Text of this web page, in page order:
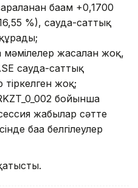
бағам +0,1700
%), сауда-саттық
жасалған жоқ,
сауда-саттық
тіркелген жоқ;
бойынша
жабылар сәтте
баға белгілеулер